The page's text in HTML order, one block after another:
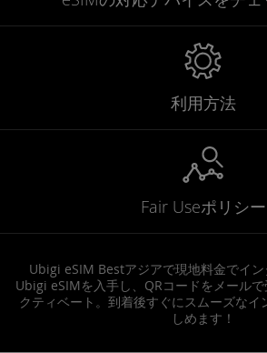
利用方法
Fair Useポリシー
Ubigi eSIM Bestアジアで現地料金でイン
Ubigi eSIMを入手し、QRコードをメール
クティベート。到着後すぐにスムーズなイ
しめます！